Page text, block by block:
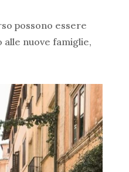
possono essere
nuove famiglie,